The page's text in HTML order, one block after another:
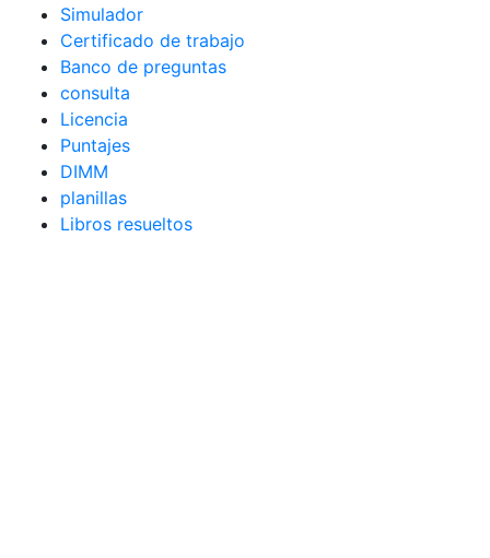
Simulador
Certificado de trabajo
Banco de preguntas
consulta
Licencia
Puntajes
DIMM
planillas
Libros resueltos